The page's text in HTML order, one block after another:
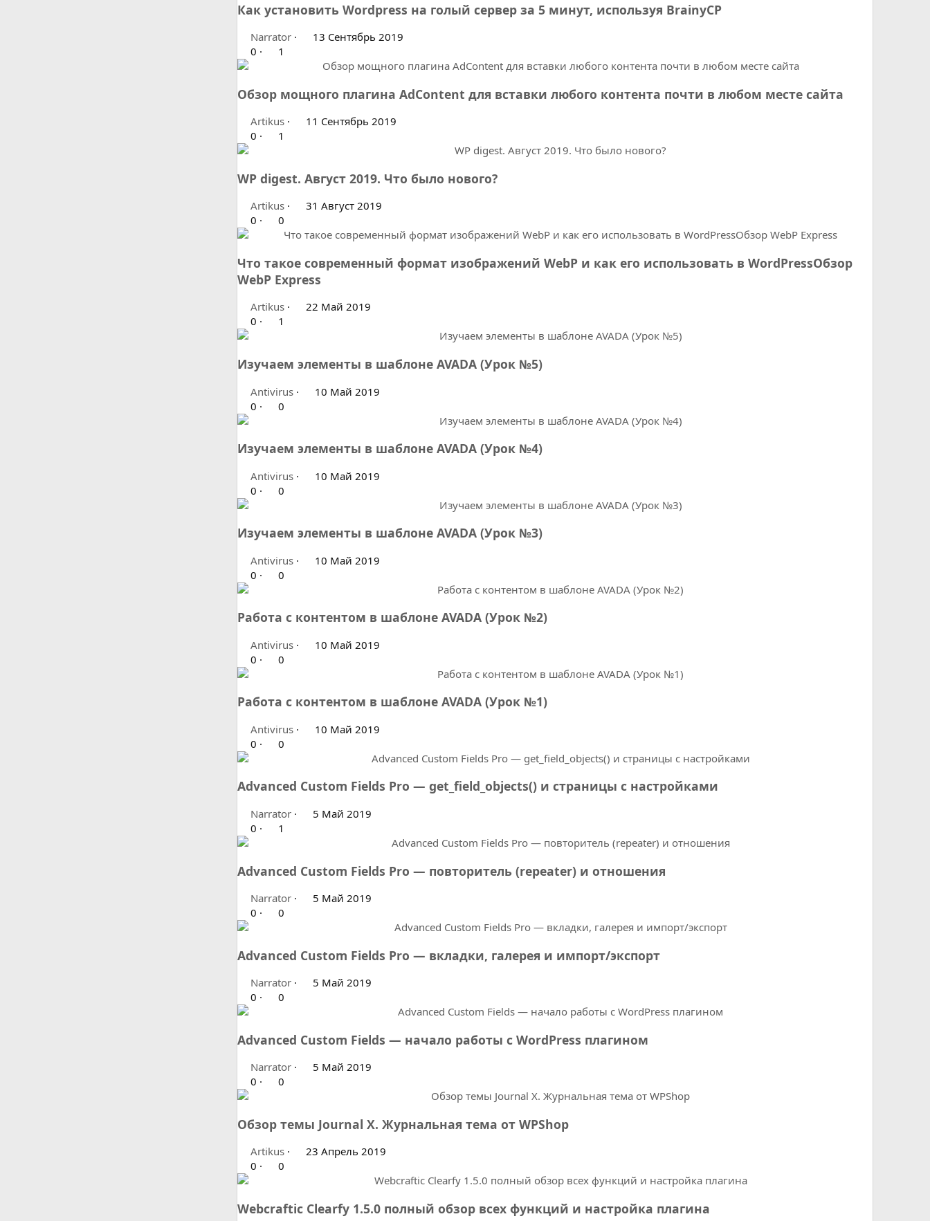
Как установить Wordpress на голый сервер за 5 минут, используя BrainyCP
Narrator
13 Сентябрь 2019
0
1
Обзор мощного плагина AdContent для вставки любого контента почти в любом месте сайта
Artikus
11 Сентябрь 2019
0
1
WP digest. Август 2019. Что было нового?
Artikus
31 Август 2019
0
0
Что такое современный формат изображений WebP и как его использовать в WordPressОбзор
WebP Express
Artikus
22 Май 2019
0
1
Изучаем элементы в шаблоне AVADA (Урок №5)
Antivirus
10 Май 2019
0
0
Изучаем элементы в шаблоне AVADA (Урок №4)
Antivirus
10 Май 2019
0
0
Изучаем элементы в шаблоне AVADA (Урок №3)
Antivirus
10 Май 2019
0
0
Работа с контентом в шаблоне AVADA (Урок №2)
Antivirus
10 Май 2019
0
0
Работа с контентом в шаблоне AVADA (Урок №1)
Antivirus
10 Май 2019
0
0
Advanced Custom Fields Pro — get_field_objects() и страницы с настройками
Narrator
5 Май 2019
0
1
Advanced Custom Fields Pro — повторитель (repeater) и отношения
Narrator
5 Май 2019
0
0
Advanced Custom Fields Pro — вкладки, галерея и импорт/экспорт
Narrator
5 Май 2019
0
0
Advanced Custom Fields — начало работы с WordPress плагином
Narrator
5 Май 2019
0
0
Обзор темы Journal X. Журнальная тема от WPShop
Artikus
23 Апрель 2019
0
0
Webcraftic Clearfy 1.5.0 полный обзор всех функций и настройка плагина